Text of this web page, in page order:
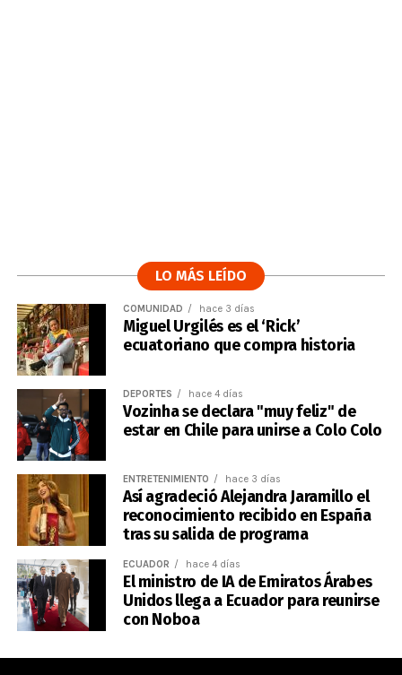
LO MÁS LEÍDO
COMUNIDAD hace 3 días
Miguel Urgilés es el ‘Rick’
ecuatoriano que compra historia
DEPORTES hace 4 días
Vozinha se declara "muy feliz" de
estar en Chile para unirse a Colo Colo
ENTRETENIMIENTO hace 3 días
Así agradeció Alejandra Jaramillo el
reconocimiento recibido en España
tras su salida de programa
ECUADOR hace 4 días
El ministro de IA de Emiratos Árabes
Unidos llega a Ecuador para reunirse
con Noboa